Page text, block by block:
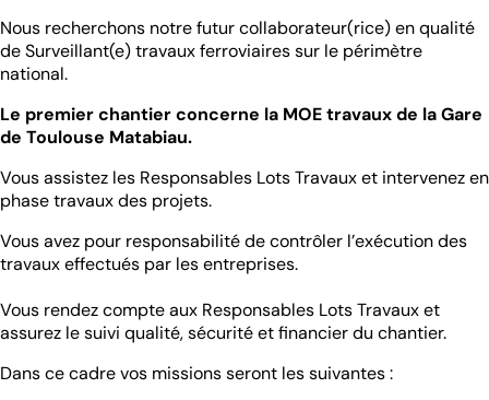
Nous recherchons notre futur collaborateur(rice) en qualité
de Surveillant(e) travaux ferroviaires sur le périmètre
national.
Le premier chantier concerne la MOE travaux de laGare
de Toulouse Matabiau.
Vous assistez les Responsables Lots Travaux et intervenez en
phase travaux des projets.
Vous avez pour responsabilité de contrôler l’exécution des
travaux effectués par les entreprises.
Vous rendez compte aux Responsables Lots Travaux et
assurez le suivi qualité, sécurité et financier du chantier.
Dans ce cadre vos missions seront les suivantes :